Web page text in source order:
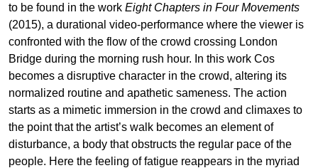
to be found in the work Eight Chapters in Four Movements
(2015), a durational video-performance where the viewer is
confronted with the flow of the crowd crossing London
Bridge during the morning rush hour. In this work Cos
becomes a disruptive character in the crowd, altering its
normalized routine and apathetic sameness. The action
starts as a mimetic immersion in the crowd and climaxes to
the point that the artist’s walk becomes an element of
disturbance, a body that obstructs the regular pace of the
people. Here the feeling of fatigue reappears in the myriad